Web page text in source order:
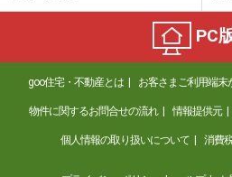
PC
goo住宅・不動産とは お客さまご利用端末
物件に関するお問合せの流れ 情報提供元
個人情報の取り扱いについて 消費